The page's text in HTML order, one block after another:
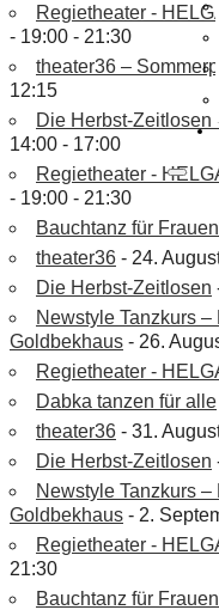
Regietheater -
- 19:00 - 21:30
theater36 –
12:15
Die Herbst-Zeitlosen
14:00 - 17:00
Regietheater -
- 19:00 - 21:30
Bauchtanz für
theater36 - 24.
Die Herbst-Zeitlosen
Newstyle Tanzkurs
Goldbekhaus - 26.
Regietheater -
Dabka tanzen für alle
theater36 - 31.
Die Herbst-Zeitlosen
Newstyle Tanzkurs
Goldbekhaus - 2.
Regietheater -
21:30
Bauchtanz für